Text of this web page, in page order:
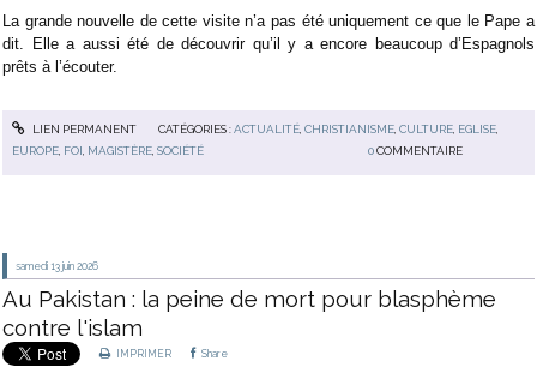
La grande nouvelle de cette visite n’a pas été uniquement ce que le Pape a
dit. Elle a aussi été de découvrir qu’il y a encore beaucoup d’Espagnols
prêts à l’écouter.
LIEN PERMANENT CATÉGORIES :ACTUALITÉ, CHRISTIANISME, CULTURE, EGLISE,
EUROPE, FOI, MAGISTÈRE,SOCIÉTÉ 0 COMMENTAIRE
samedi 13 juin 2026
Au Pakistan : la peine de mort pour blasphème
contre l'islam
IMPRIMER Share